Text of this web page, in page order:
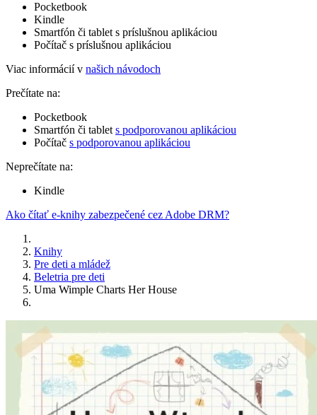
Pocketbook
Kindle
Smartfón či tablet s príslušnou aplikáciou
Počítač s príslušnou aplikáciou
Viac informácií v našich návodoch
Prečítate na:
Pocketbook
Smartfón či tablet s podporovanou aplikáciou
Počítač s podporovanou aplikáciou
Neprečítate na:
Kindle
Ako čítať e-knihy zabezpečené cez Adobe DRM?
Knihy
Pre deti a mládež
Beletria pre deti
Uma Wimple Charts Her House